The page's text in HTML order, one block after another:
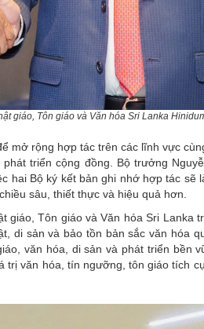
giáo, Tôn giáo và Văn hóa Sri Lanka
mở rộng hợp tác trên các lĩnh vực
triển cộng đồng. Bộ trưởng
hai Bộ ký kết bản ghi nhớ hợp tác sẽ
sâu, thiết thực và hiệu quả hơn.
Tôn giáo và Văn hóa Sri Lanka
di sản và bảo tồn bản sắc văn hóa
văn hóa, di sản và phát triển bền
trị văn hóa, tín ngưỡng, tôn giáo tích